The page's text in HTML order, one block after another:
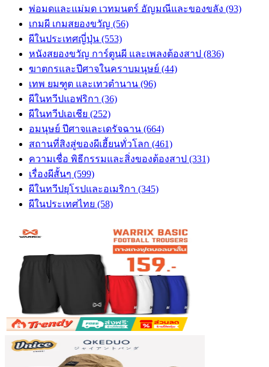
พ่อมดและแม่มด เวทมนตร์ อัญมณีและของขลัง (93)
เกมผี เกมสยองขวัญ (56)
ผีในประเทศญี่ปุ่น (553)
หนังสยองขวัญ การ์ตูนผี และเพลงต้องสาป (836)
ฆาตกรและปีศาจในคราบมนุษย์ (44)
เทพ ยมฑูต และเทวตำนาน (96)
ผีในทวีปแอฟริกา (36)
ผีในทวีปเอเชีย (252)
อมนุษย์ ปีศาจและเดรัจฉาน (664)
สถานที่สิงสู่ของผีเฮี้ยนทั่วโลก (461)
ความเชื่อ พิธีกรรมและสิ่งของต้องสาป (331)
เรื่องผีสั้นๆ (599)
ผีในทวีปยุโรปและอเมริกา (345)
ผีในประเทศไทย (58)